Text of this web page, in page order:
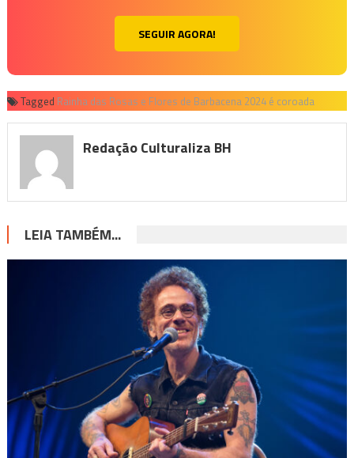
SEGUIR AGORA!
Tagged Rainha das Rosas e Flores de Barbacena 2024 é coroada
Redação Culturaliza BH
LEIA TAMBÉM...